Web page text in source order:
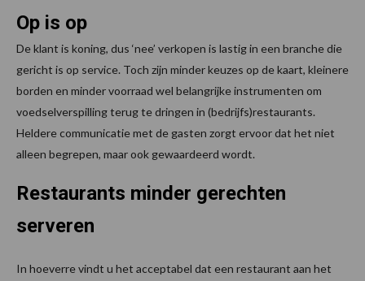
Op is op
De klant is koning, dus ‘nee’ verkopen is lastig in een branche die
gericht is op service. Toch zijn minder keuzes op de kaart, kleinere
borden en minder voorraad wel belangrijke instrumenten om
voedselverspilling terug te dringen in (bedrijfs)restaurants.
Heldere communicatie met de gasten zorgt ervoor dat het niet
alleen begrepen, maar ook gewaardeerd wordt.
Restaurants minder gerechten
serveren
In hoeverre vindt u het acceptabel dat een restaurant aan het